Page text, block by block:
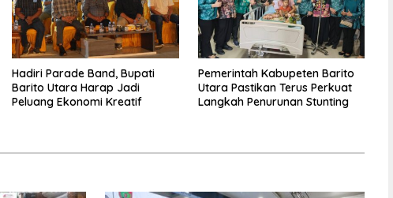
Hadiri Parade Band, Bupati
Barito Utara Harap Jadi
Peluang Ekonomi Kreatif
Pemerintah Kabupeten Barito
Utara Pastikan Terus Perkuat
Langkah Penurunan Stunting